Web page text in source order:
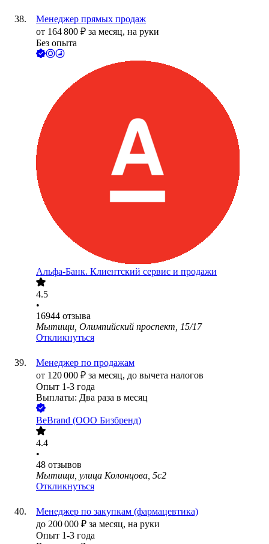
Менеджер прямых продаж
от 164 800 ₽ за месяц, на руки
Без опыта
Альфа-Банк. Клиентский сервис и продажи
4.5
•
16944 отзыва
Мытищи, Олимпийский проспект, 15/17
Откликнуться
Менеджер по продажам
от 120 000 ₽ за месяц, до вычета налогов
Опыт 1-3 года
Выплаты: Два раза в месяц
BeBrand (ООО Бизбренд)
4.4
•
48 отзывов
Мытищи, улица Колонцова, 5с2
Откликнуться
Менеджер по закупкам (фармацевтика)
до 200 000 ₽ за месяц, на руки
Опыт 1-3 года